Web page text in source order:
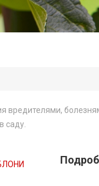
вредителями,
саду.